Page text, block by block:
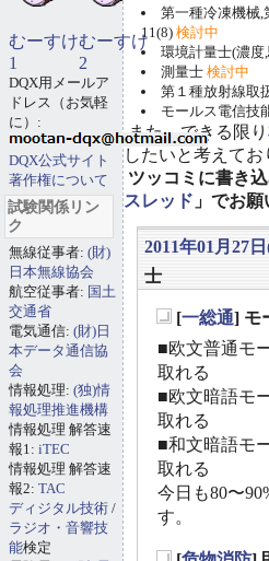
第一種冷凍機械,
11(8) 検討中
環境計量士(濃度
測量士 検討中
第１種放射線取
モールス電信技
また、できる限り
したいと考えてお
ツッコミに書き
スレッド 」でお願
2011年01月27
士
[一総通] モ
■欧文普通モ
取れる
■欧文暗語モ
取れる
■和文暗語モ
取れる
今日も80〜
す。
むーすけ
1
むーすけ
2
DQX用メールア
ドレス（お気軽
に）:
DQX公式サイト
著作権について
試験関係リン
ク
無線従事者: (財)
日本無線協会
航空従事者: 国土
交通省
電気通信: (財)日
本データ通信協
会
情報処理: (独)情
報処理推進機構
情報処理 解答速
報1: iTEC
情報処理 解答速
報2: TAC
ディジタル技術 /
ラジオ・音響技
能検定